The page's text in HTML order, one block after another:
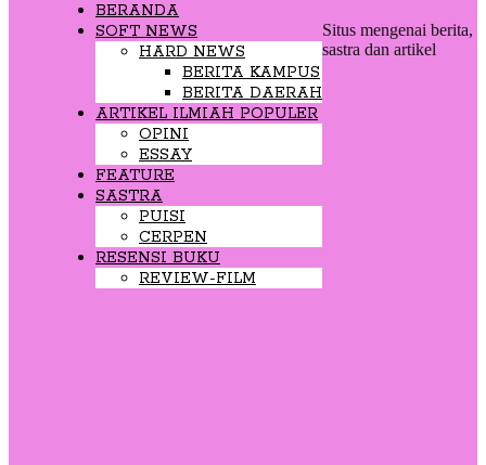
BERANDA
SOFT NEWS
HARD NEWS
BERITA KAMPUS
BERITA DAERAH
ARTIKEL ILMIAH POPULER
OPINI
ESSAY
FEATURE
SASTRA
PUISI
CERPEN
RESENSI BUKU
REVIEW-FILM
Situs mengenai berita,
sastra dan artikel